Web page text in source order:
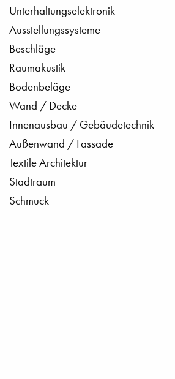
Unterhaltungselektronik
Ausstellungssysteme
Beschläge
Raumakustik
Bodenbeläge
Wand / Decke
Innenausbau / Gebäudetechnik
Außenwand / Fassade
Textile Architektur
Stadtraum
Schmuck